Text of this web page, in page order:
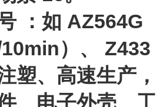
：如 AZ564G
）、 Z433
塑、高速生产，
、电子外壳、工